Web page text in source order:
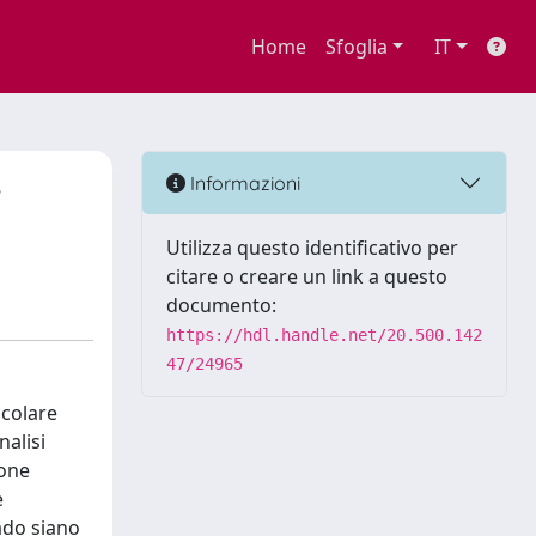
Home Sfoglia IT
siano
Informazioni
Utilizza questo identificativo per
citare o creare un link a questo
documento:
https://hdl.handle.net/20.500.142
47/24965